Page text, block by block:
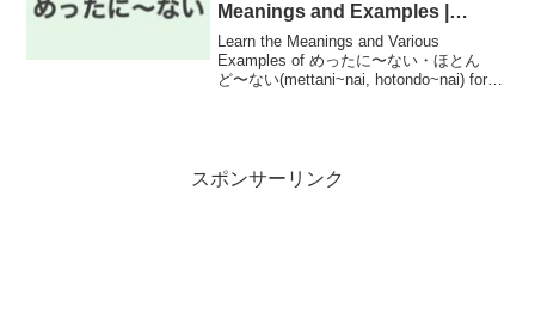
Meanings and Examples |
Japanese Grammar
Learn the Meanings and Various
Examples of めったに〜ない・ほとん
ど〜ない(mettani~nai, hotondo~nai) for
スポンサーリンク